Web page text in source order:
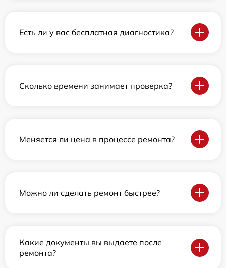
Есть ли у вас бесплатная диагностика?
Сколько времени занимает проверка?
Меняется ли цена в процессе ремонта?
Можно ли сделать ремонт быстрее?
Какие документы вы выдаете после
ремонта?